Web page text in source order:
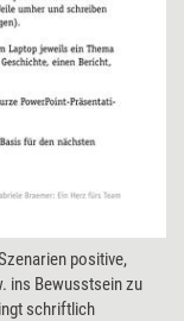
positive,
ins Bewusstsein zu
schriftlich